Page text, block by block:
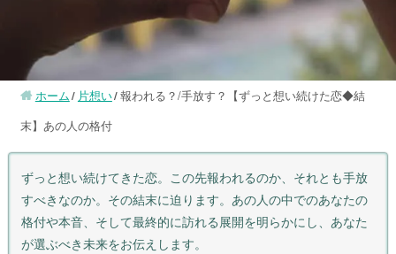
ホーム 片想い 報われる？/手放す？【ずっと想い続けた恋◆結
末】あの人の格付
ずっと想い続けてきた恋。この先報われるのか、それとも手放
すべきなのか。その結末に迫ります。あの人の中でのあなたの
格付や本音、そして最終的に訪れる展開を明らかにし、あなた
が選ぶべき未来をお伝えします。